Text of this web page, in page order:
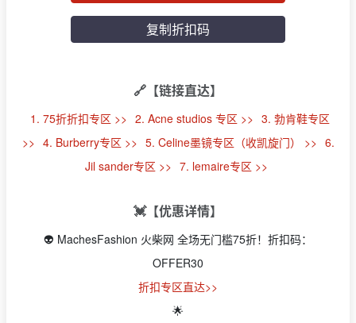
复制折扣码
🔗【链接直达】
1. 75折折扣专区 >> 2. Acne studios 专区 >> 3. 勃肯鞋专区
>> 4. Burberry专区 >> 5. Celine墨镜专区（收凯旋门） >> 6.
Jil sander专区 >> 7. lemaire专区 >>
💓【优惠详情】
👽 MachesFashion 火柴网 全场无门槛75折！折扣码：
OFFER30
折扣专区直达>>
🌟